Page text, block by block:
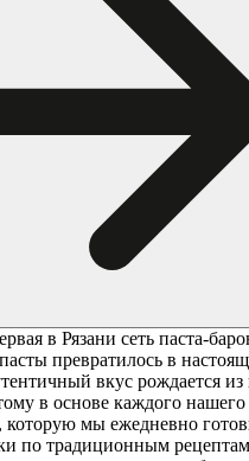
в Рязани сеть паста-
превратилось в
вкус рождается
в основе каждого
которую мы ежедневно
по традиционным